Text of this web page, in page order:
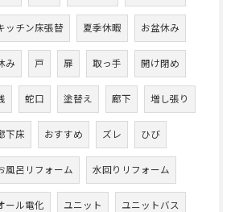
ッチン床張替 夏季休暇 お盆休み
み 戸 扉 取っ手 開け閉め
蛇口 塗替え 廊下 増し張り
下床 おすすめ ズレ ひび
風呂リフォーム 水回りリフォーム
ール電化 ユニット ユニットバス